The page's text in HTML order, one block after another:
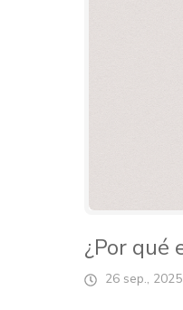
¿Por qué
26 sep., 2025